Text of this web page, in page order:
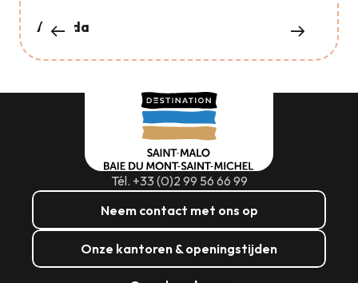
Agenda
Tél. +33 (0)2 99 56 66 99
Neem contact met ons op
Onze kantoren & openingstijden